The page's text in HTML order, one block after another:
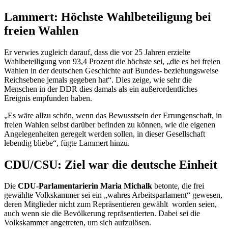
Lammert: Höchste Wahlbeteiligung bei
freien Wahlen
Er verwies zugleich darauf, dass die vor 25 Jahren erzielte
Wahlbeteiligung von 93,4 Prozent die höchste sei, „die es bei freien
Wahlen in der deutschen Geschichte auf Bundes- beziehungsweise
Reichsebene jemals gegeben hat“. Dies zeige, wie sehr die
Menschen in der DDR dies damals als ein außerordentliches
Ereignis empfunden haben.
„Es wäre allzu schön, wenn das Bewusstsein der Errungenschaft, in
freien Wahlen selbst darüber befinden zu können, wie die eigenen
Angelegenheiten geregelt werden sollen, in dieser Gesellschaft
lebendig bliebe“, fügte Lammert hinzu.
CDU/CSU: Ziel war die deutsche Einheit
Die CDU-Parlamentarierin Maria Michalk betonte, die frei
gewählte Volkskammer sei ein „wahres Arbeitsparlament“ gewesen,
deren Mitglieder nicht zum Repräsentieren gewählt worden seien,
auch wenn sie die Bevölkerung repräsentierten. Dabei sei die
Volkskammer angetreten, um sich aufzulösen.